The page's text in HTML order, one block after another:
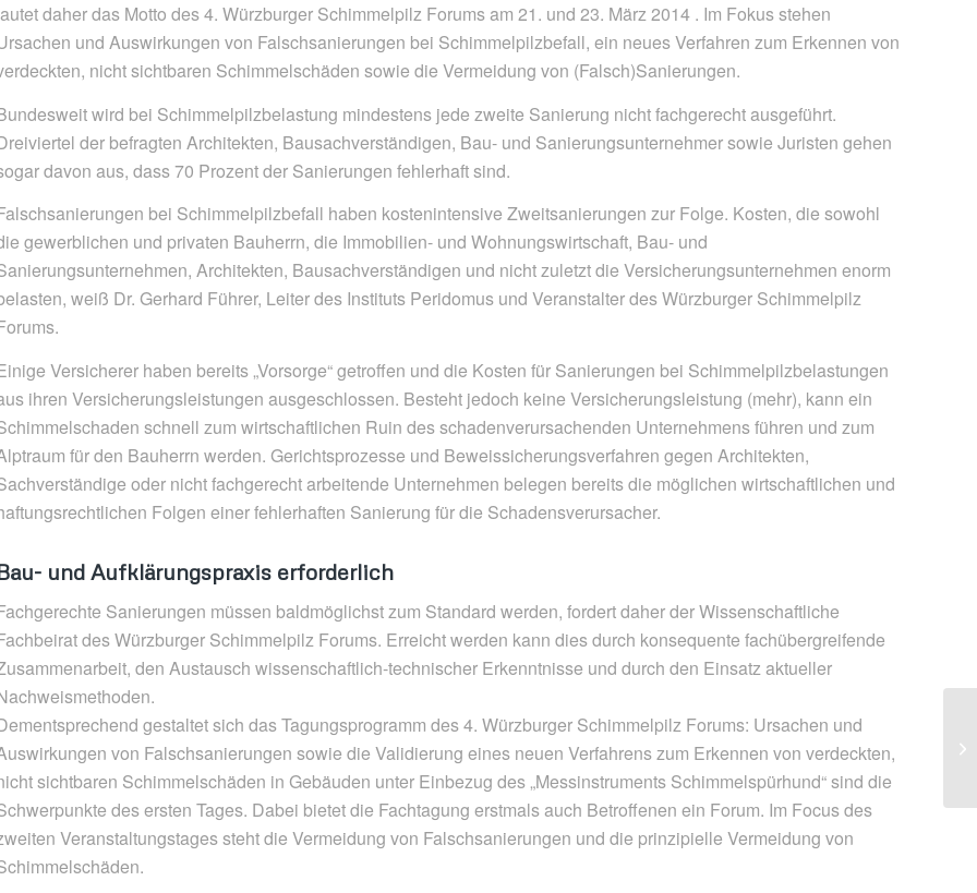
daher das Motto des 4. Würzburger Schimmelpilz Forums am 21. und 23. März 2014 . Im Fokus stehen
und Auswirkungen von Falschsanierungen bei Schimmelpilzbefall, ein neues Verfahren zum Erkennen von
nicht sichtbaren Schimmelschäden sowie die Vermeidung von (Falsch)Sanierungen.
wird bei Schimmelpilzbelastung mindestens jede zweite Sanierung nicht fachgerecht ausgeführt.
der befragten Architekten, Bausachverständigen, Bau- und Sanierungsunternehmer sowie Juristen gehen
davon aus, dass 70 Prozent der Sanierungen fehlerhaft sind.
bei Schimmelpilzbefall haben kostenintensive Zweitsanierungen zur Folge. Kosten, die sowohl
gewerblichen und privaten Bauherrn, die Immobilien- und Wohnungswirtschaft, Bau- und
Architekten, Bausachverständigen und nicht zuletzt die Versicherungsunternehmen enorm
weiß Dr. Gerhard Führer, Leiter des Instituts Peridomus und Veranstalter des Würzburger Schimmelpilz
Versicherer haben bereits „Vorsorge“ getroffen und die Kosten für Sanierungen bei Schimmelpilzbelastungen
ihren Versicherungsleistungen ausgeschlossen. Besteht jedoch keine Versicherungsleistung (mehr), kann ein
schnell zum wirtschaftlichen Ruin des schadenverursachenden Unternehmens führen und zum
für den Bauherrn werden. Gerichtsprozesse und Beweissicherungsverfahren gegen Architekten,
oder nicht fachgerecht arbeitende Unternehmen belegen bereits die möglichen wirtschaftlichen und
Folgen einer fehlerhaften Sanierung für die Schadensverursacher.
und Aufklärungspraxis erforderlich
Sanierungen müssen baldmöglichst zum Standard werden, fordert daher der Wissenschaftliche
des Würzburger Schimmelpilz Forums. Erreicht werden kann dies durch konsequente fachübergreifende
den Austausch wissenschaftlich-technischer Erkenntnisse und durch den Einsatz aktueller
gestaltet sich das Tagungsprogramm des 4. Würzburger Schimmelpilz Forums: Ursachen und
von Falschsanierungen sowie die Validierung eines neuen Verfahrens zum Erkennen von verdeckten,
sichtbaren Schimmelschäden in Gebäuden unter Einbezug des „Messinstruments Schimmelspürhund“ sind die
des ersten Tages. Dabei bietet die Fachtagung erstmals auch Betroffenen ein Forum. Im Focus des
Veranstaltungstages steht die Vermeidung von Falschsanierungen und die prinzipielle Vermeidung von